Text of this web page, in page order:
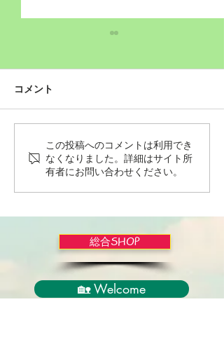
Wordだけで作っちゃおう
～★みことば職人るちゃ
ん('◇')ゞ
コメント
この投稿へのコメントは利用でき
なくなりました。詳細はサイト所
有者にお問い合わせください。
総合SHOP
🏡 Welcome